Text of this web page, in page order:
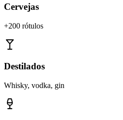
Cervejas
+200 rótulos
Destilados
Whisky, vodka, gin